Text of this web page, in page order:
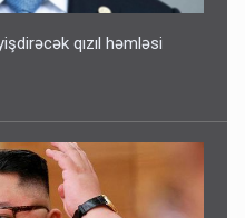
qızıl həmləsi